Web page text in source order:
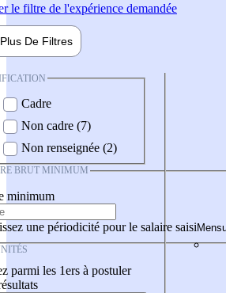
le filtre de l'expérience demandée
Plus De Filtres
Cadre
Non cadre (7)
Non renseignée (2)
BRUT MINIMUM
minimum
une périodicité pour le salaire saisi
parmi les 1ers à postuler